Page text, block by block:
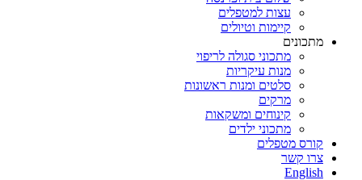
עצות למטפלים
קיימות וטיולים
מתכונים
מתכוני סגולה לריפוי
מנות עיקריות
סלטים ומנות ראשונות
מרקים
קינוחים ומשקאות
מתכוני ילדים
קורס מטפלים
צרו קשר
English